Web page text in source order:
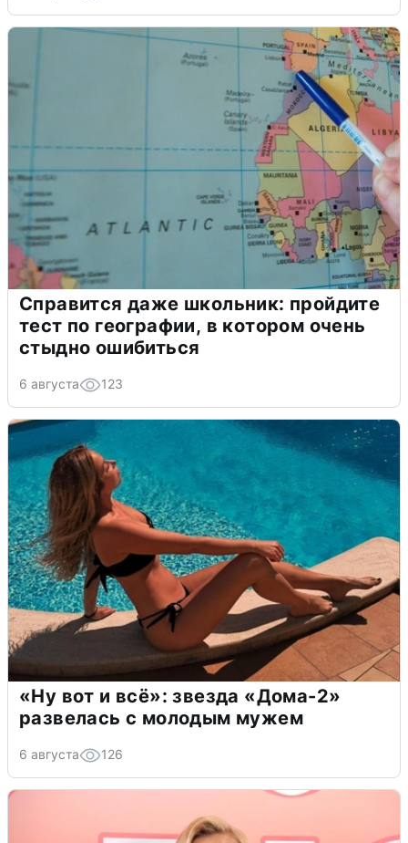
Справится даже школьник: пройдите
тест по географии, в котором очень
стыдно ошибиться
6 августа 123
«Ну вот и всё»: звезда «Дома-2»
развелась с молодым мужем
6 августа 126